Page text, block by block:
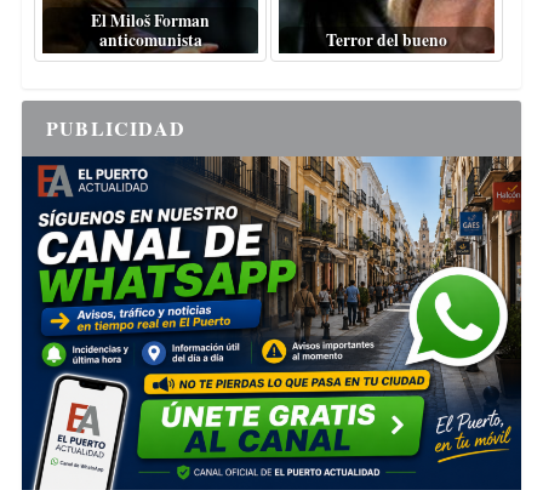
El Miloš Forman
anticomunista
Terror del bueno
PUBLICIDAD